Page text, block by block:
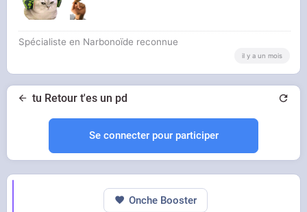
Spécialiste en Narbonoïde reconnue
il y a un mois
tu Retour t'es un pd
Se connecter pour participer
Onche Booster